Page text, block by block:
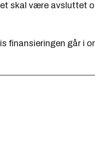
skal være avsluttet
finansieringen går i